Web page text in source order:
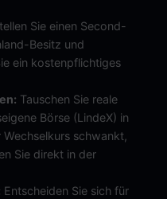
Sie einen Second-
Besitz und
ein kostenpflichtiges
Tauschen Sie reale
Börse (LindeX) in
schwankt,
Sie direkt in der
Entscheiden Sie sich für